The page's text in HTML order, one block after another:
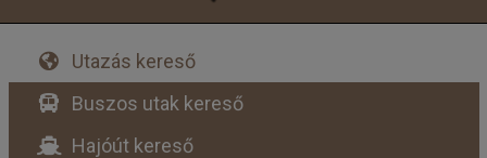
Utazás kereső
Buszos utak kereső
Hajóút kereső